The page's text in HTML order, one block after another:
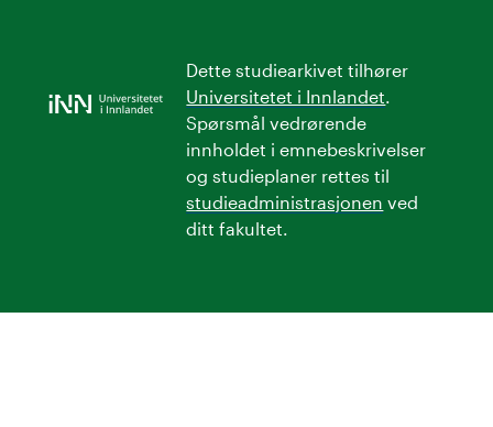
Dette studiearkivet tilhører
Universitetet i Innlandet.
Spørsmål vedrørende
innholdet i emnebeskrivelser
og studieplaner rettes til
studieadministrasjonen ved
ditt fakultet.